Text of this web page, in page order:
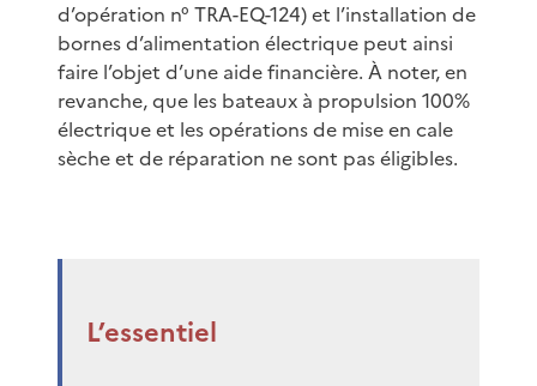
d’opération n° TRA-EQ-124) et l’installation de
bornes d’alimentation électrique peut ainsi
faire l’objet d’une aide financière. À noter, en
revanche, que les bateaux à propulsion 100%
électrique et les opérations de mise en cale
sèche et de réparation ne sont pas éligibles.
L’essentiel